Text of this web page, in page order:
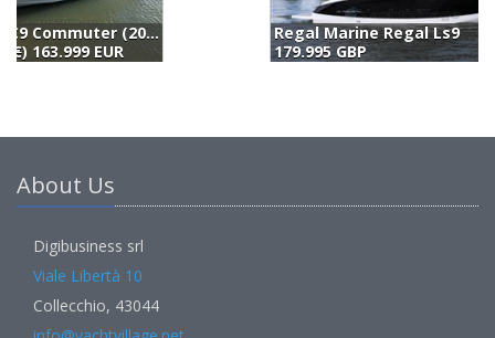
Regal Marine Regal Ls9
179.995 GBP
About Us
Digibusiness srl
Viale Libertà 10
Collecchio, 43044